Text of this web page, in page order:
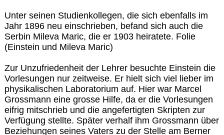
Unter seinen Studienkollegen, die sich ebenfalls im
Jahr 1896 neu einschrieben, befand sich auch die
Serbin Mileva Maric, die er 1903 heiratete. Folie
(Einstein und Mileva Maric)
Zur Unzufriedenheit der Lehrer besuchte Einstein die
Vorlesungen nur zeitweise. Er hielt sich viel lieber im
physikalischen Laboratorium auf. Hier war Marcel
Grossmann eine grosse Hilfe, da er die Vorlesungen
eifrig mitschrieb und die angefertigten Skripten zur
Verfügung stellte. Später verhalf ihm Grossmann über
Beziehungen seines Vaters zu der Stelle am Berner